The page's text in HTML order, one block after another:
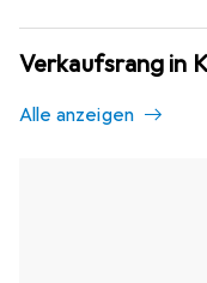
Verkaufsrang in
Alle anzeigen